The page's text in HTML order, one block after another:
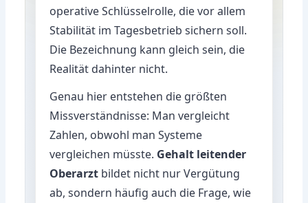
operative Schlüsselrolle, die vor allem
Stabilität im Tagesbetrieb sichern soll.
Die Bezeichnung kann gleich sein, die
Realität dahinter nicht.
Genau hier entstehen die größten
Missverständnisse: Man vergleicht
Zahlen, obwohl man Systeme
vergleichen müsste. Gehalt leitender
Oberarzt bildet nicht nur Vergütung
ab, sondern häufig auch die Frage, wie